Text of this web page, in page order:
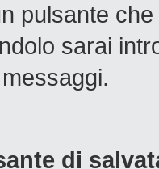
pulsante
sarai
di